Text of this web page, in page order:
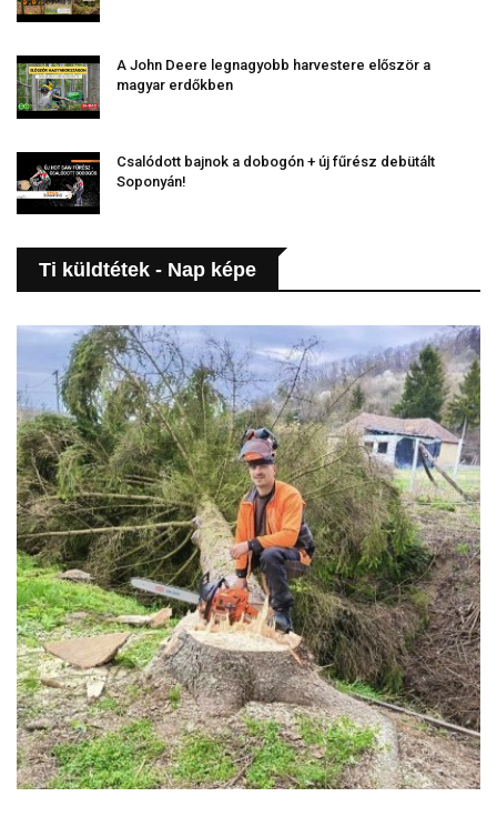
A John Deere legnagyobb harvestere először a
magyar erdőkben
Csalódott bajnok a dobogón + új fűrész debütált
Soponyán!
Ti küldtétek - Nap képe